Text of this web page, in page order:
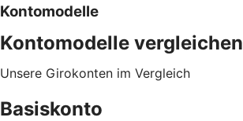
Kontomodelle
Kontomodelle vergleichen
Unsere Girokonten im Vergleich
Basiskonto